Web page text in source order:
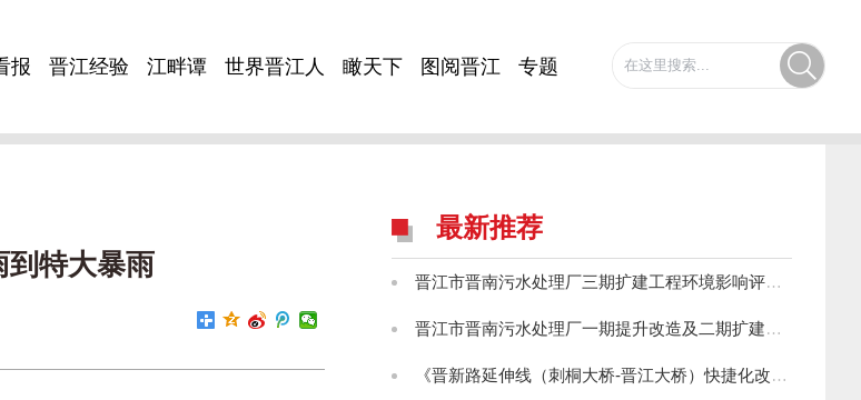
报 晋江经验 江畔谭 世界晋江人 瞰天下 图阅晋江 专题
到特大暴雨
最新推荐
晋江市晋南污水处理厂三期扩建工程环境影响评价第一次公示
晋江市晋南污水处理厂一期提升改造及二期扩建工程环境影响评价第一次公示
《晋新路延伸线（刺桐大桥-晋江大桥）快捷化改造工程环境影响报告书》征求意见稿公示